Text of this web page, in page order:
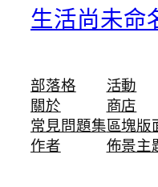
生活尚未命
部落格
關於
常見問題集
作者
活動
商店
區塊版
佈景主